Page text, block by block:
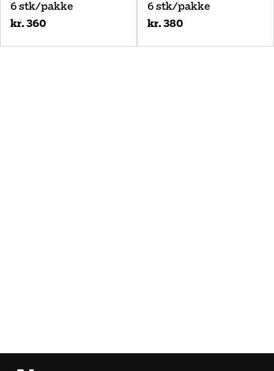
6 stk/pakke
kr. 360
6 stk/pakke
kr. 380